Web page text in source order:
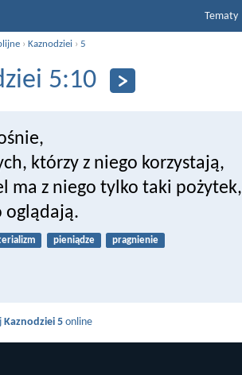
Tematy
›Kaznodziei ›5
5:10
którzy z niego korzystają,
ma z niego tylko taki pożytek,
oglądają.
pieniądze pragnienie
Kaznodziei 5 online